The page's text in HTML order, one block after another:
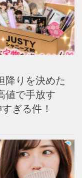
降りを決めた
値で手放す
ぎる件！